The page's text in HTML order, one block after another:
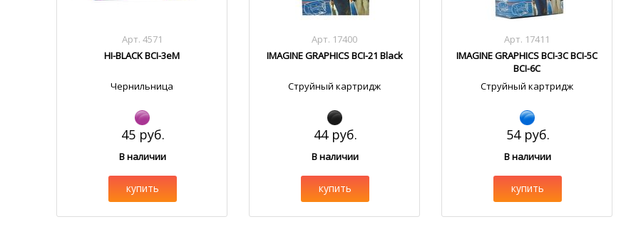
Арт. 4571
HI-BLACK BCI-3eM
Чернильница
45 руб.
В наличии
купить
Арт. 17400
IMAGINE GRAPHICS BCI-21 Black
Струйный картридж
44 руб.
В наличии
купить
Арт. 17411
IMAGINE GRAPHICS BCI-3C BCI-5C
BCI-6C
Струйный картридж
54 руб.
В наличии
купить